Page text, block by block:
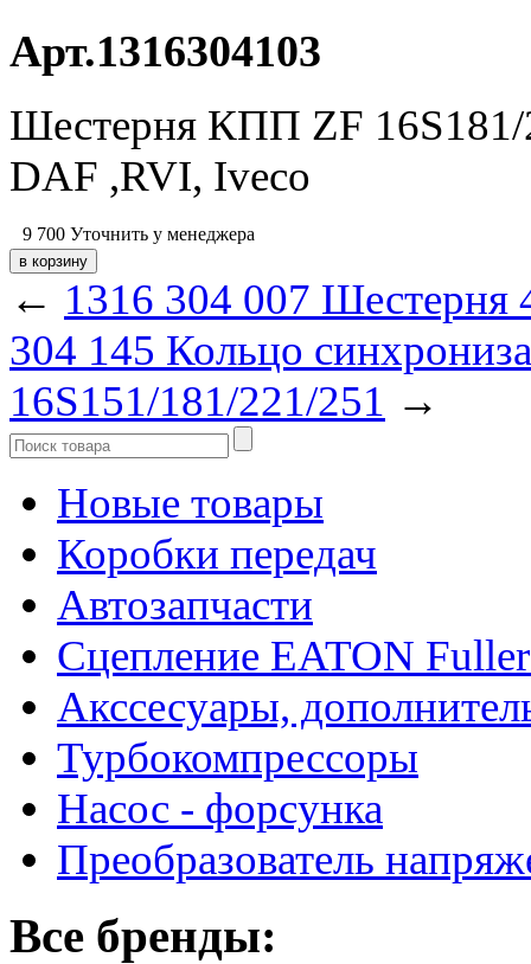
Арт.1316304103
Шестерня КПП ZF 16S181/
DAF ,RVI, Iveco
9 700 Уточнить у менеджера
← 1316 304 007
304 145 Кольцо
16S151/181/221/251 →
Новые товары
Коробки передач
Автозапчасти
Сцепление EATON
Акссесуары,
Турбокомпрессоры
Насос - форсунка
Преобразователь
Все бренды: